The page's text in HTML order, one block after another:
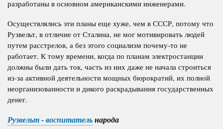
разработаны в основном американскими инженерами.
Осуществлялись эти планы еще хуже, чем в СССР, потому что
Рузвельт, в отличие от Сталина, не мог мотивировать людей
путем расстрелов, а без этого социализм почему-то не
работает. К тому времени, когда по планам электростанции
должны были дать ток, часть из них даже не начала строиться
из-за активной деятельности мощных бюрократий, их полной
неорганизованности и дикого раскрадывания государственных
денег.
Рузвельт - воспитательнарода